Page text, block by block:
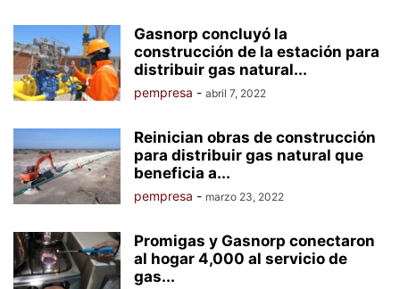
Gasnorp concluyó la
construcción de la estación para
distribuir gas natural...
pempresa - abril 7, 2022
Reinician obras de construcción
para distribuir gas natural que
beneficia a...
pempresa - marzo 23, 2022
Promigas y Gasnorp conectaron
al hogar 4,000 al servicio de
gas...